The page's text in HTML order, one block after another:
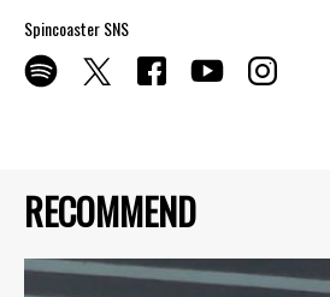
RECOMMEND
Spincoaster SNS